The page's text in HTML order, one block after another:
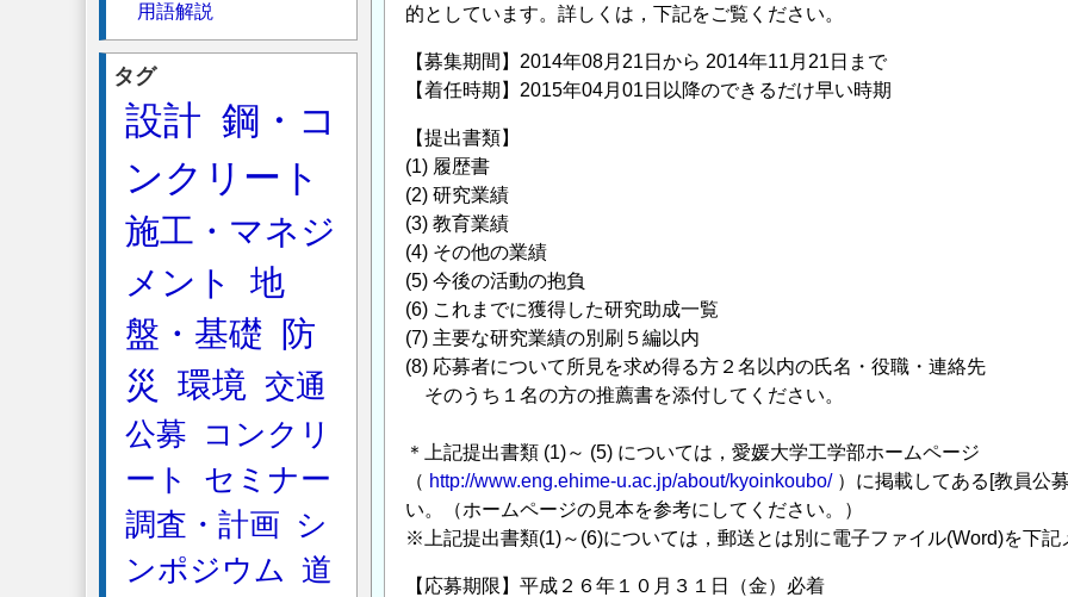
的としています。詳しくは，下記をご覧ください。
【募集期間】2014年08月21日から 2014年11月21日まで
【着任時期】2015年04月01日以降のできるだけ早い時期
【提出書類】
(1) 履歴書
(2) 研究業績
(3) 教育業績
(4) その他の業績
(5) 今後の活動の抱負
(6) これまでに獲得した研究助成一覧
(7) 主要な研究業績の別刷５編以内
(8) 応募者について所見を求め得る方２名以内の氏名・役職・連絡先
そのうち１名の方の推薦書を添付してください。
＊上記提出書類 (1)～ (5) については，愛媛大学工学部ホームページ
（ http://www.eng.ehime-u.ac.jp/about/kyoinkoubo/）に掲載してある[教員公
い。（ホームページの見本を参考にしてください。）
※上記提出書類(1)～(6)については，郵送とは別に電子ファイル(Word)を下
【応募期限】平成２６年１０月３１日（金）必着
用語解説
タグ
設計 鋼・コ
ンクリート
施工・マネジ
メント
地
盤・基礎
防
災
環境 交通
公募
コンクリ
ート
セミナー
調査・計画
シ
ンポジウム 道